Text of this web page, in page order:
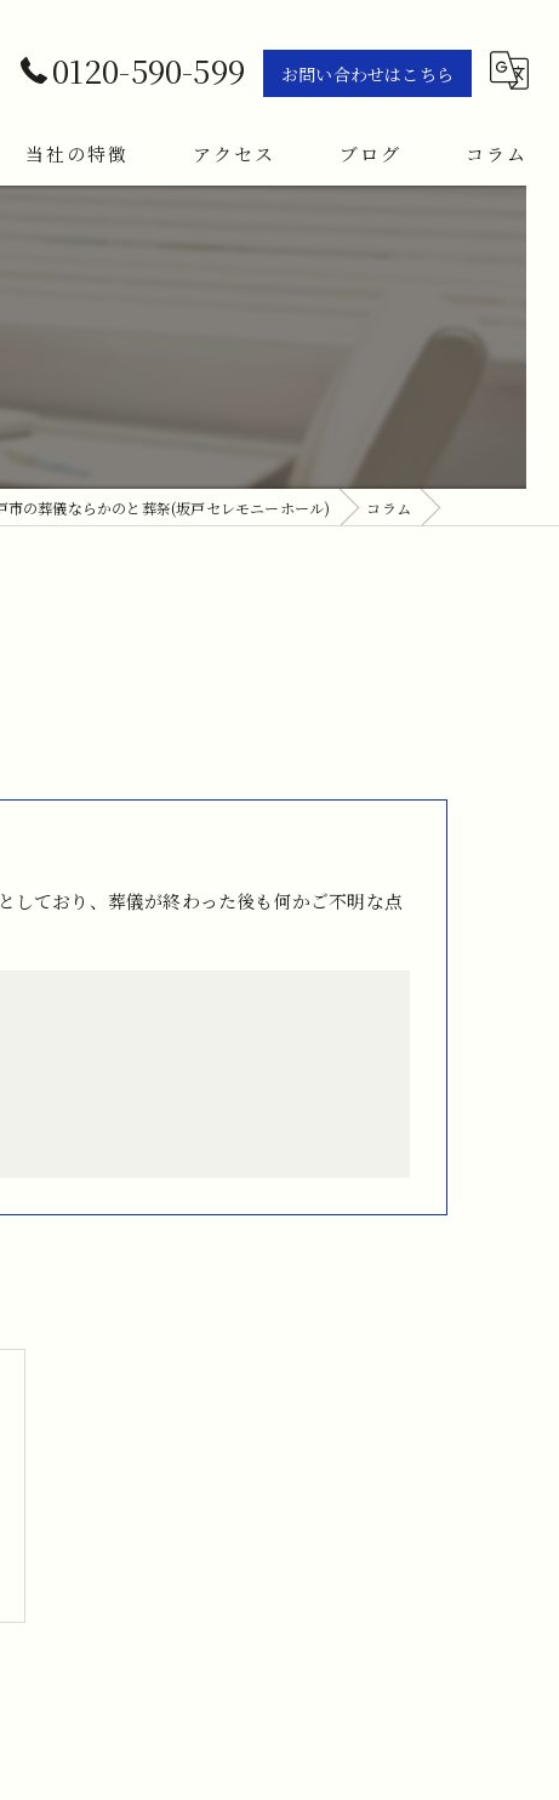
0120-590-599 お問い合わせはこちら
当社の特徴
一日葬
アクセス ブログ コラム
市の葬儀ならかのと葬祭(坂戸セレモニーホール) コラム
しており、葬儀が終わった後も何かご不明な点